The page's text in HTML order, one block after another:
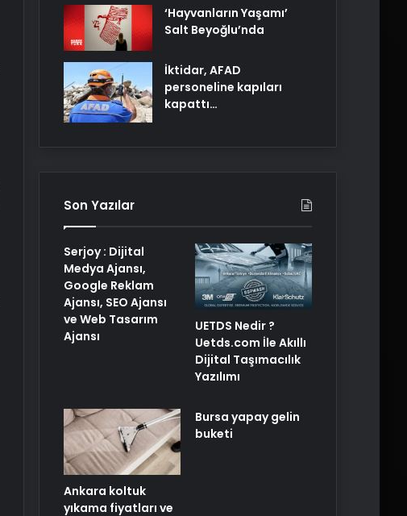
‘Hayvanların Yaşamı’
Salt Beyoğlu’nda
İktidar, AFAD
personeline kapıları
kapattı…
Son Yazılar
Serjoy : Dijital
Medya Ajansı,
Google Reklam
Ajansı, SEO Ajansı
ve Web Tasarım
Ajansı
UETDS Nedir ?
Uetds.com İle Akıllı
Dijital Taşımacılık
Yazılımı
Ankara koltuk
yıkama fiyatları ve
Bursa yapay gelin
buketi